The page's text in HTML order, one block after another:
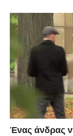
Ένας άνδρας